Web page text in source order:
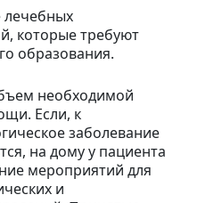
которые требуют
образования.
необходимой
Если, к
заболевание
на дому у пациента
мероприятий для
и